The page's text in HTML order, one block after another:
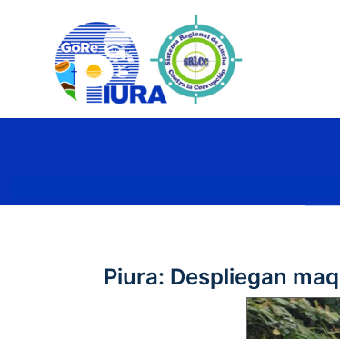
Piura: Despliegan